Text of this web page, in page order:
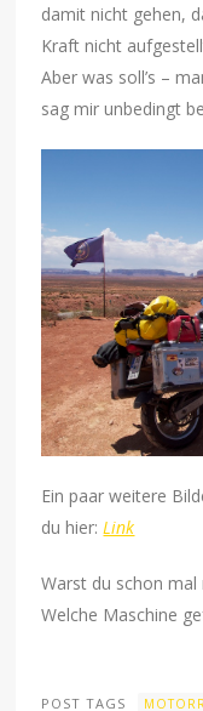
damit nicht gehen,
Kraft nicht
Aber was soll’s –
sag mir unbedingt
Ein paar weitere
du hier: Link
Warst du schon
Welche Maschine
POST TAGS